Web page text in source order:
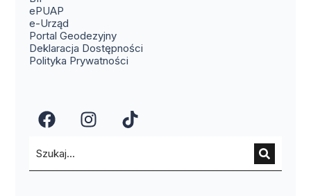
ePUAP
e-Urząd
Portal Geodezyjny(otwiera się w nowym oknie)
Deklaracja Dostępności
Polityka Prywatności
(otwiera się w nowym oknie)
(otwiera się w nowym
(otwiera się w